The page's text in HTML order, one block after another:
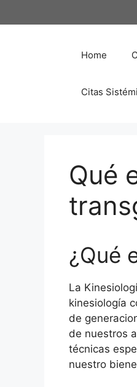
al
Home
Citas
Qué
¿Qué
La
kinesiología
de
de nuestros
técnicas
nuestro